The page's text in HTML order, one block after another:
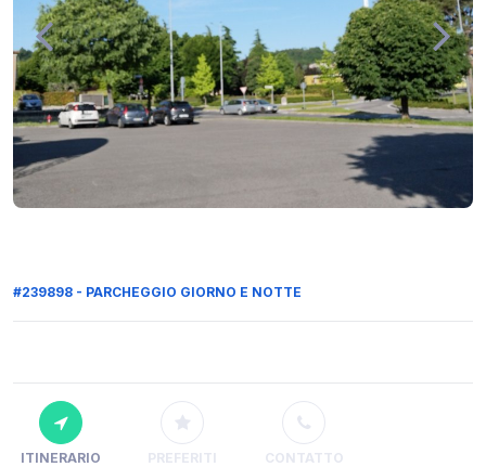
#239898 - PARCHEGGIO GIORNO E NOTTE
ITINERARIO PREFERITI CONTATTO